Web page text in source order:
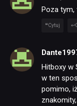
Poza tym,
Cytuj
Hitboxy w
w ten
pomimo,